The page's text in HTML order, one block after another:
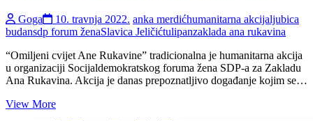
Goga 10. travnja 2022. anka merdićhumanitarna akcijaljubica
budansdp forum ženaSlavica Jeličićtulipanzaklada ana rukavina
“Omiljeni cvijet Ane Rukavine” tradicionalna je humanitarna akcija
u organizaciji Socijaldemokratskog foruma žena SDP-a za Zakladu
Ana Rukavina. Akcija je danas prepoznatljivo događanje kojim se…
View MoreBiograd